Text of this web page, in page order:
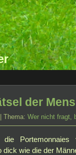
der
Thema: Wer nicht fragt,
dick wie die der